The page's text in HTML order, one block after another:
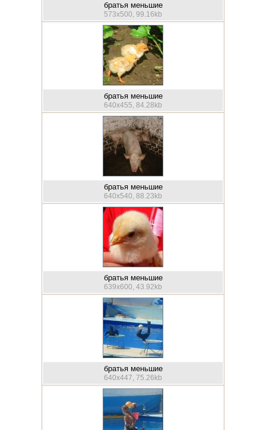
братья меньшие
573x500, 99.16kb
братья меньшие
640x455, 84.28kb
братья меньшие
640x540, 88.23kb
братья меньшие
639x600, 43.92kb
братья меньшие
640x447, 75.26kb